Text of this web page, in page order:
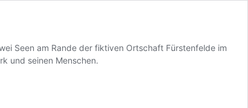
Seen am Rande der fiktiven Ortschaft Fürstenfelde im
und seinen Menschen.